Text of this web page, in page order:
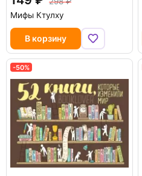
Мифы Ктулху
В корзину
-50%